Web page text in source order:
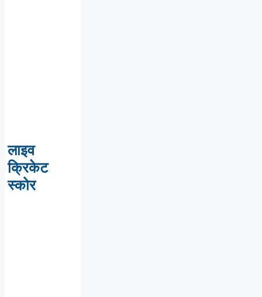
लाइव
क्रिकेट
स्कोर